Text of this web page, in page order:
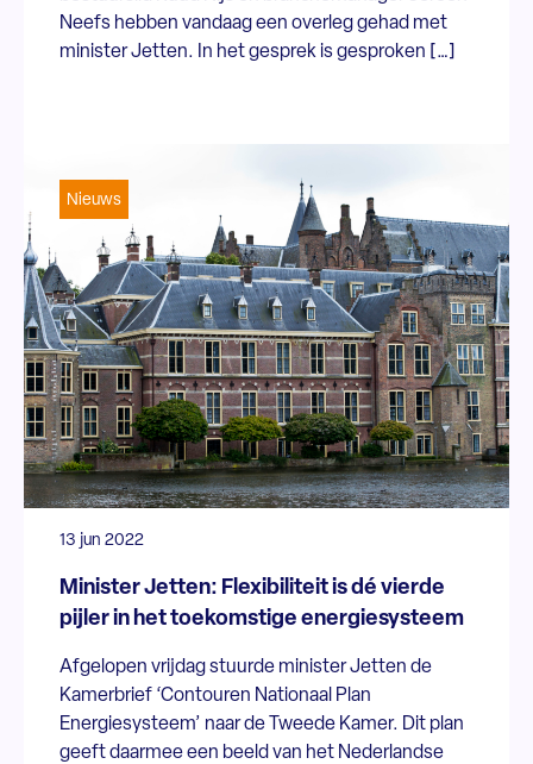
Neefs hebben vandaag een overleg gehad met
minister Jetten. In het gesprek is gesproken […]
Nieuws
13 jun 2022
Minister Jetten: Flexibiliteit is dé vierde
pijler in het toekomstige energiesysteem
Afgelopen vrijdag stuurde minister Jetten de
Kamerbrief ‘Contouren Nationaal Plan
Energiesysteem’ naar de Tweede Kamer. Dit plan
geeft daarmee een beeld van het Nederlandse